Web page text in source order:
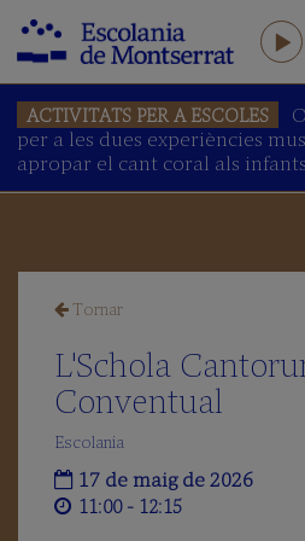
L'ESCOLANIA
Salutació
Equip
AFA
Antics
Escolans
Amics
de
l’Escolania
ACTIVITATS PER A ESCOLES
per a les dues experiències
apropar el cant coral als infants
Tornar
L'Schola
Conventual
Escolania
17 de maig de 2026
11:00 - 12:15